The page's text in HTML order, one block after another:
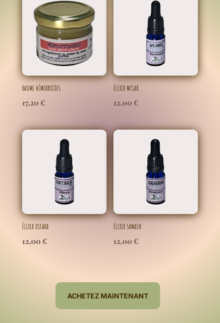
BAUME HÉMORROÏDES
17,20 €
ÉLIXIR WESAK
12,00 €
ÉLIXIR OSTARA
12,00 €
ÉLIXIR SAMAIN
12,00 €
ACHETEZ MAINTENANT